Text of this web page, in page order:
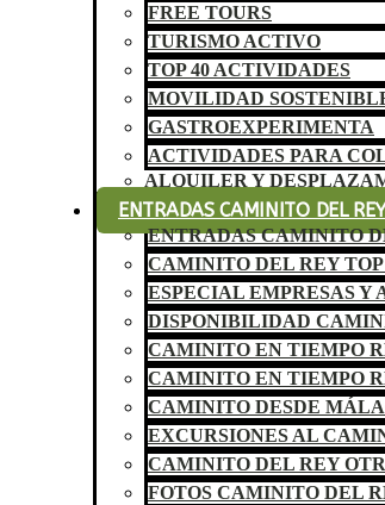
FREE TOURS
TURISMO ACTIVO
TOP 40 ACTIVIDADES
MOVILIDAD
GASTROEXPERIMENTA
ACTIVIDADES PARA
ALQUILER Y
ENTRADAS CAMINITO DEL REY
ENTRADAS CAMINITO
CAMINITO DEL REY
ESPECIAL EMPRESAS Y
DISPONIBILIDAD
CAMINITO EN TIEMPO
CAMINITO EN TIEMPO
CAMINITO DESDE
EXCURSIONES AL
CAMINITO DEL REY
FOTOS CAMINITO DEL